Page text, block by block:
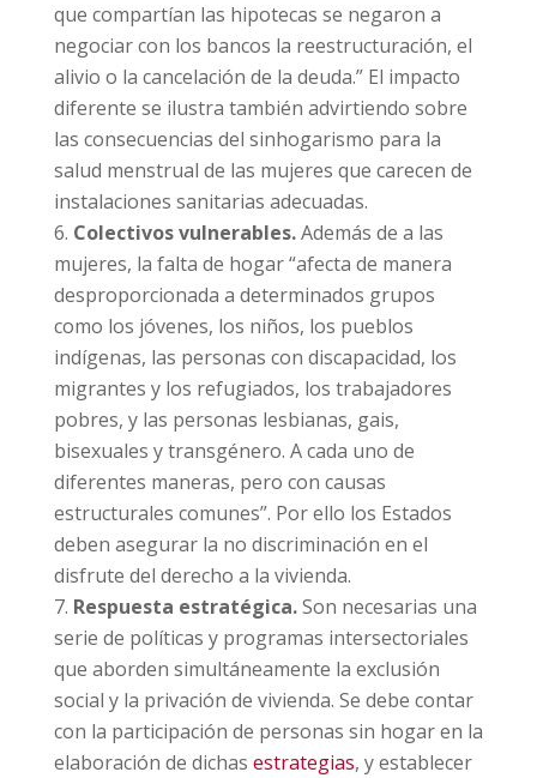
que compartían las hipotecas se negaron a
negociar con los bancos la reestructuración, el
alivio o la cancelación de la deuda.” El impacto
diferente se ilustra también advirtiendo sobre
las consecuencias del sinhogarismo para la
salud menstrual de las mujeres que carecen de
instalaciones sanitarias adecuadas.
Colectivos vulnerables.Además de a las
mujeres, la falta de hogar “afecta de manera
desproporcionada a determinados grupos
como los jóvenes, los niños, los pueblos
indígenas, las personas con discapacidad, los
migrantes y los refugiados, los trabajadores
pobres, y las personas lesbianas, gais,
bisexuales y transgénero. A cada uno de
diferentes maneras, pero con causas
estructurales comunes”. Por ello los Estados
deben asegurar la no discriminación en el
disfrute del derecho a la vivienda.
Respuesta estratégica.Son necesarias una
serie de políticas y programas intersectoriales
que aborden simultáneamente la exclusión
social y la privación de vivienda. Se debe contar
con la participación de personas sin hogar en la
elaboración de dichas estrategias, y establecer